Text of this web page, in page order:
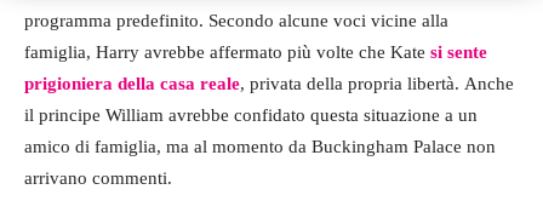
programma predefinito. Secondo alcune voci vicine alla
famiglia, Harry avrebbe affermato più volte che Kate si sente
prigioniera della casa reale, privata della propria libertà. Anche
il principe William avrebbe confidato questa situazione a un
amico di famiglia, ma al momento da Buckingham Palace non
arrivano commenti.